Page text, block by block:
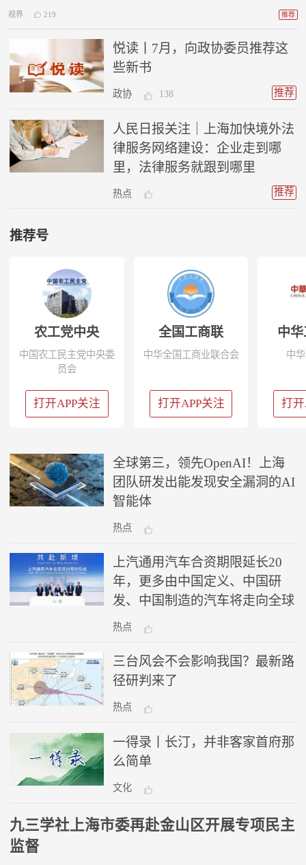
视界 219 推荐
悦读丨7月，向政协委员推荐这
些新书
政协 138 推荐
人民日报关注｜上海加快境外法
律服务网络建设：企业走到哪
里，法律服务就跟到哪里
热点 推荐
推荐号
农工党中央
中国农工民主党中央委
员会
打开APP关注
全国工商联
中华全国工商业联合会
打开APP关注
中
中
打
全球第三，领先OpenAI！上海
团队研发出能发现安全漏洞的AI
智能体
热点
上汽通用汽车合资期限延长20
年，更多由中国定义、中国研
发、中国制造的汽车将走向全球
热点
三台风会不会影响我国？最新路
径研判来了
热点
一得录丨长汀，并非客家首府那
么简单
文化
九三学社上海市委再赴金山区开展专项民主
监督